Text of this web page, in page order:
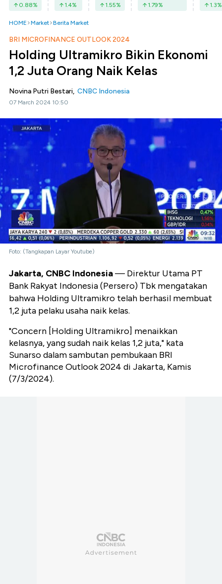
0.88% 1.4% 1.55% 1.79% 1.3%
HOME Market Berita Market
BRI MICROFINANCE OUTLOOK 2024
Holding Ultramikro Bikin Ekonomi
1,2 Juta Orang Naik Kelas
Novina Putri Bestari, CNBC Indonesia
07 March 2024 10:50
Foto: (Tangkapan Layar Youtube)
Jakarta, CNBC Indonesia— Direktur Utama PT
Bank Rakyat Indonesia (Persero) Tbk mengatakan
bahwa Holding Ultramikro telah berhasil membuat
1,2 juta pelaku usaha naik kelas.
"Concern [Holding Ultramikro] menaikkan
kelasnya, yang sudah naik kelas 1,2 juta," kata
Sunarso dalam sambutan pembukaan BRI
Microfinance Outlook 2024 di Jakarta, Kamis
(7/3/2024).